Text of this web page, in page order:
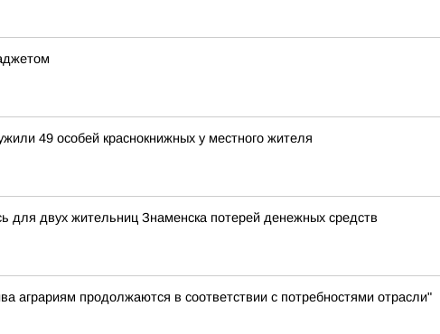
49 особей краснокнижных у местного жителя
для двух жительниц Знаменска потерей денежных средств
аграриям продолжаются в соответствии с потребностями отрасли"